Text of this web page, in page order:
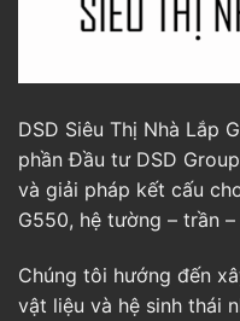
DSD Siêu Thị Nhà Lắp
phần Đầu tư DSD
và giải pháp kết cấu
G550, hệ tường – trần
Chúng tôi hướng đến
vật liệu và hệ sinh thái